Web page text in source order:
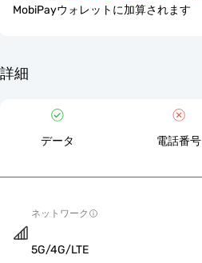
MobiPayウォレットに加算されます
詳細
データ 電話番号
ネットワーク
5G/4G/LTE